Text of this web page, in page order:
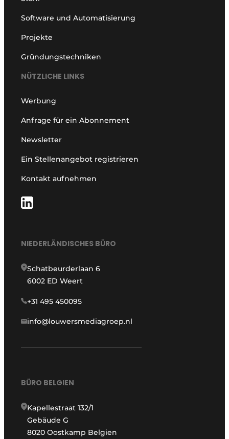
Software und Automatisierung
Projekte
Gründungstechniken
NÜTZLICHE LINKS
Werbung
Anfrage für ein Abonnement
Newsletter
Ein Stellenangebot registrieren
Kontakt aufnehmen
NIEDERLÄNDISCHES BÜRO
Schatbeurderlaan 6
6002 ED Weert
+31 495 450095
info@louwersmediagroep.nl
BÜRO BELGIEN
Kapellestraat 132/1
Gebäude G
8020 Oostkamp Belgien